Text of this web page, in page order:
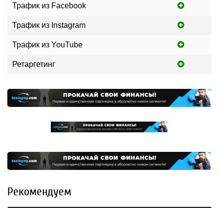
Трафик из Facebook
Трафик из Instagram
Трафик из YouTube
Ретаргетинг
Рекомендуем